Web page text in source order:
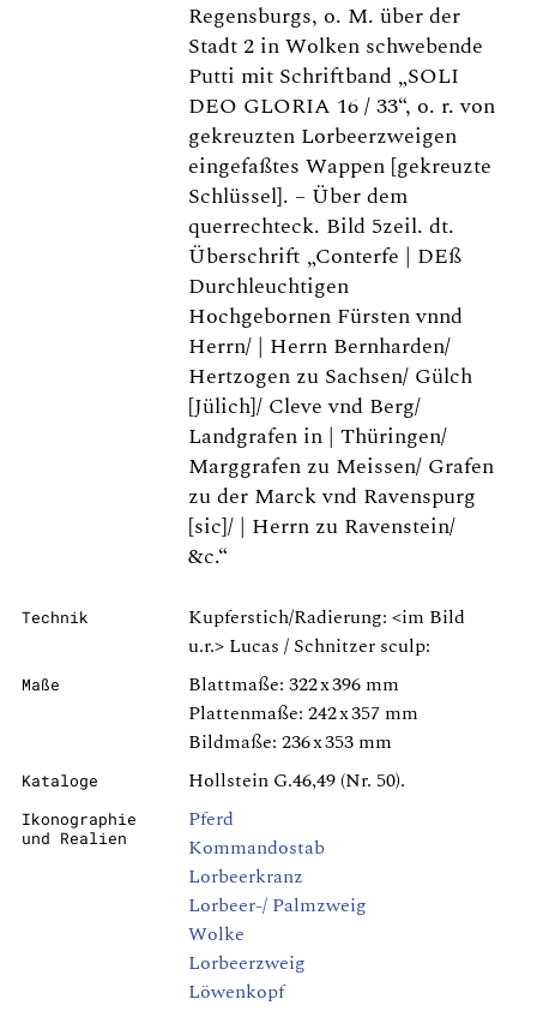
Regensburgs, o. M. über der
Stadt 2 in Wolken schwebende
Putti mit Schriftband „SOLI
DEO GLORIA 16 / 33“, o. r. von
gekreuzten Lorbeerzweigen
eingefaßtes Wappen [gekreuzte
Schlüssel]. – Über dem
querrechteck. Bild 5zeil. dt.
Überschrift „Conterfe | DEß
Durchleuchtigen
Hochgebornen Fürsten vnnd
Herrn/ | Herrn Bernharden/
Hertzogen zu Sachsen/ Gülch
[Jülich]/ Cleve vnd Berg/
Landgrafen in | Thüringen/
Marggrafen zu Meissen/ Grafen
zu der Marck vnd Ravenspurg
[sic]/ | Herrn zu Ravenstein/
&c.“
Technik
Kupferstich/Radierung: <im Bild
u.r.> Lucas / Schnitzer sculp:
Maße
Blattmaße: 322 x 396 mm
Plattenmaße: 242 x 357 mm
Bildmaße: 236 x 353 mm
Kataloge Hollstein G.46,49 (Nr. 50).
Ikonographie
und Realien
Pferd
Kommandostab
Lorbeerkranz
Lorbeer-/ Palmzweig
Wolke
Lorbeerzweig
Löwenkopf